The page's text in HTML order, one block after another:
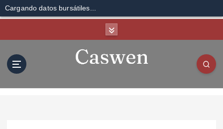
Cargando datos bursátiles...